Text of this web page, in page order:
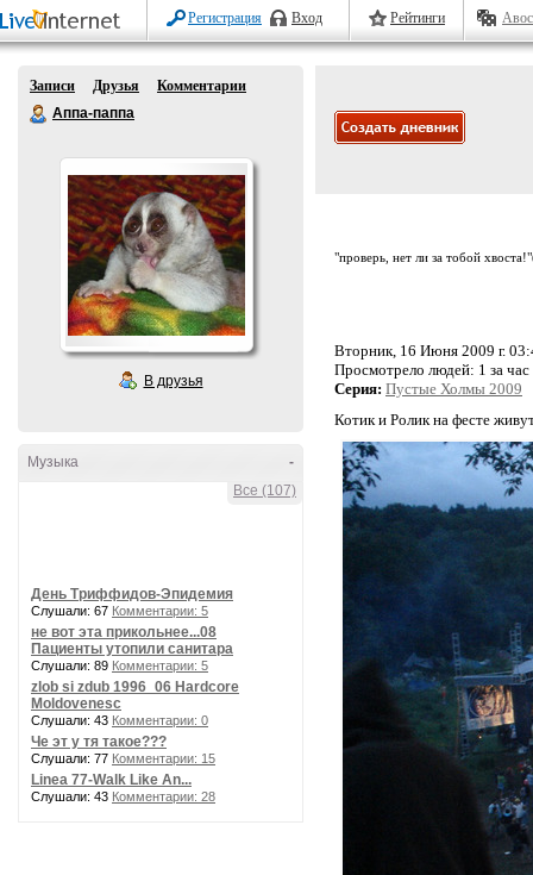
Регистрация Вход Рейтинги
Записи Друзья
Комментарии
Аппа-паппа
В друзья
-
Музыка
Все (107)
День Триффидов-Эпидемия
Слушали: 67 Комментарии: 5
не вот эта прикольнее...08
Пациенты утопили санитара
Слушали: 89 Комментарии: 5
zlob si zdub 1996_06 Hardcore
Moldovenesc
Слушали: 43 Комментарии: 0
Че эт у тя такое???
Слушали: 77 Комментарии: 15
Linea 77-Walk Like An...
Слушали: 43 Комментарии: 28
"проверь, нет ли за тобой
Вторник, 16 Июня 2009 г.
Просмотрело людей: 1 за
Серия: Пустые Холмы 2009
Котик и Ролик на фесте